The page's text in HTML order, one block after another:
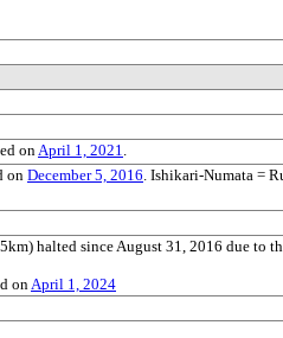
onApril 1, 2021.
on December 5, 2016. Ishikari-Numata =
halted since August 31, 2016 due to
onApril 1, 2024